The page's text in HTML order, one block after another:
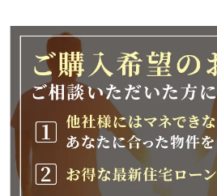
2026年1月9日(金)以降、順次
す。
ご不便をおかけいたしますが、
よろしくお願いいたします。